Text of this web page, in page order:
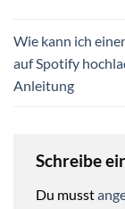
Wie kann ich
auf Spotify
Anleitung
Schreibe
Du musst